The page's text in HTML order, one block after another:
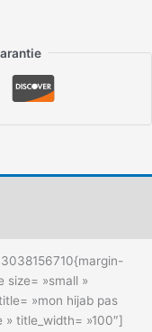
size= »small »
»mon hijab pas
title_width= »100″]